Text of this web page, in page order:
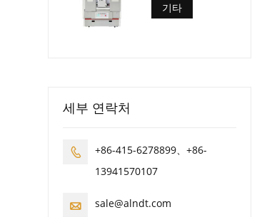
기타
세부 연락처

+86-415-6278899、+86-
13941570107
 sale@alndt.com